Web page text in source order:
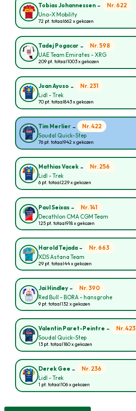
Tobias Johannessen - Nr. 622
Uno-X Mobility
72 pt. totaal662 x gekozen
Tadej Pogacar - Nr. 598
UAE Team Emirates - XRG
209 pt. totaal1003 x gekozen
Juan Ayuso - Nr. 231
Lidl - Trek
70 pt. totaal843 x gekozen
Tim Merlier - Nr. 422
Soudal Quick-Step
76 pt. totaal942 x gekozen
Mathias Vacek - Nr. 256
Lidl - Trek
6 pt. totaal229 x gekozen
Paul Seixas - Nr. 141
Decathlon CMA CGM Team
125 pt. totaal918 x gekozen
Harold Tejada - Nr. 663
XDS Astana Team
29 pt. totaal44 x gekozen
Jai Hindley - Nr. 390
Red Bull - BORA - hansgrohe
9 pt. totaal132 x gekozen
Valentin Paret-Peintre - Nr. 423
Soudal Quick-Step
13 pt. totaal180 x gekozen
Derek Gee - Nr. 236
Lidl - Trek
1 pt. totaal106 x gekozen